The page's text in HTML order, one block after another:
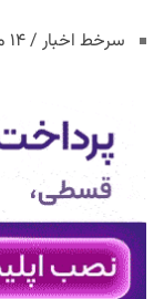
سرخط اخبار / ۱۴ مرداد ۱۴۰۵